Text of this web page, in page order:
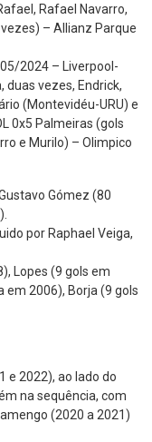
Rafael Navarro,
– Allianz Parque
2024 – Liverpool-
duas vezes, Endrick,
(Montevidéu-URU) e
0x5 Palmeiras (gols
e Murilo) – Olimpico
Gómez (80
por Raphael Veiga,
Lopes (9 gols em
em 2006), Borja (9 gols
e 2022), ao lado do
na sequência, com
(2020 a 2021)